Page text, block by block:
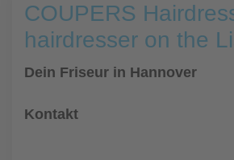
COUPERS
hairdresser on the
Dein Friseur in Hannover
Kontakt